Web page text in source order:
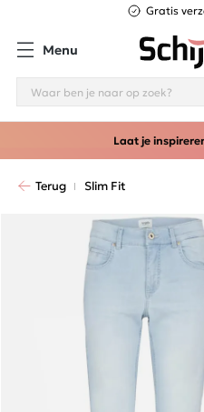
Gratis
Menu
Laat je
Terug Slim Fit